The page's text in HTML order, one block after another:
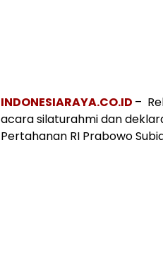
INDONESIARAYA.CO.ID –
acara silaturahmi dan
Pertahanan RI Prabowo